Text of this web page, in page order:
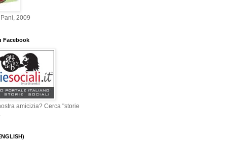
2009
Facebook
amicizia? Cerca "storie